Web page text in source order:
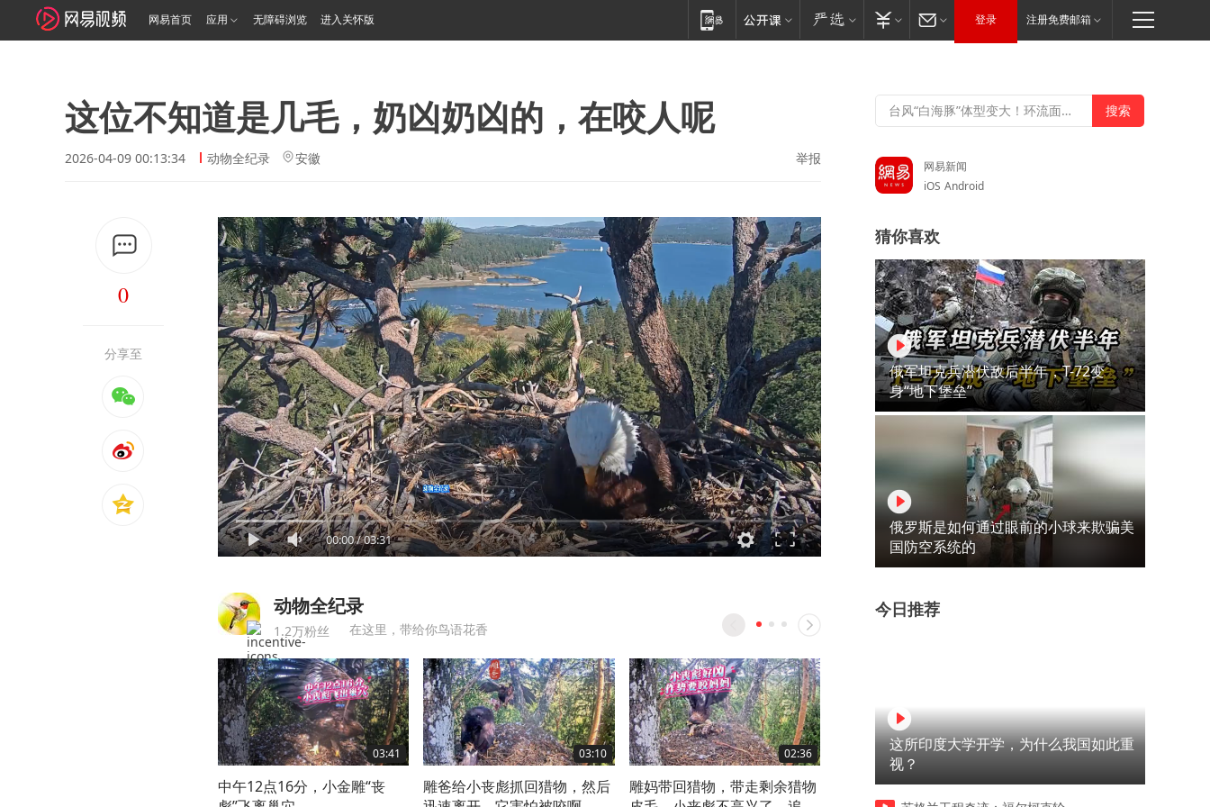
网易首页 应用 无障碍浏览 进入关怀版 登录 注册免费邮箱
这位不知道是几毛，奶凶奶凶的，在咬人呢
2026-04-09 00:13:34 动物全纪录 安徽 举报
0
分享至
00:00/03:31
动物全纪录
1.2万粉丝 在这里，带给你鸟语花香
03:41
中午12点16分，小金雕“丧
03:10
雕爸给小丧彪抓回猎物，然后
02:36
雕妈带回猎物，带走剩余猎物
03:08
鹰妈失踪，鹰爸弃窝，工作人
“小丧彪”得到猎物，追咬妈
网易新闻
iOS Android
猜你喜欢
俄军坦克兵潜伏敌后半年，T-72变
身“地下堡垒”
俄罗斯是如何通过眼前的小球来欺骗美
国防空系统的
今日推荐
这所印度大学开学，为什么我国如此重
视？